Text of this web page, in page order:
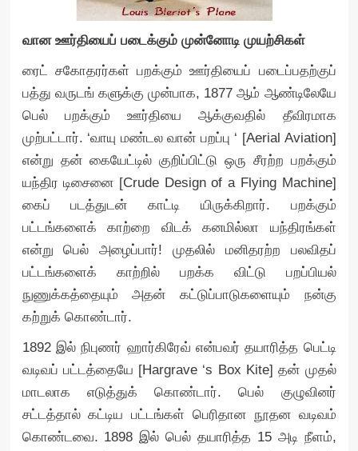
வான ஊர்தியைப் படைக்கும் முன்னோடி முயற்சிகள்
ரைட் சகோதரர்கள் பறக்கும் ஊர்தியைப் படைப்பதற்குப்
பத்து வருடங் களுக்கு முன்பாக, 1877 ஆம் ஆண்டிலேயே
பெல் பறக்கும் ஊர்தியை ஆக்குவதில் தீவிரமாக
முற்பட்டார். ‘வாயு மண்டல வான் பறப்பு ‘ [Aerial Aviation]
என்று தன் கையேட்டில் குறிப்பிட்டு ஒரு சீரற்ற பறக்கும்
யந்திர டிசைனை [Crude Design of a Flying Machine]
கைப் படத்துடன் காட்டி யிருக்கிறார். பறக்கும்
பட்டங்களைக் காற்றை விடக் கனமில்லா யந்திரங்கள்
என்று பெல் அழைப்பார்! முதலில் மனிதரற்ற பலவிதப்
பட்டங்களைக் காற்றில் பறக்க விட்டு பறப்பியல்
நுணுக்கத்தையும் அதன் கட்டுப்பாடுகளையும் நன்கு
கற்றுக் கொண்டார்.
1892 இல் நிபுணர் ஹார்கிரேவ் என்பவர் தயாரித்த பெட்டி
வடிவப் பட்டத்தையே [Hargrave ‘s Box Kite] தன் முதல்
மாடலாக எடுத்துக் கொண்டார். பெல் குழுவினர்
சட்டத்தால் கட்டிய பட்டங்கள் பெரிதான நூதன வடிவம்
கொண்டவை. 1898 இல் பெல் தயாரித்த 15 அடி நீளம்,